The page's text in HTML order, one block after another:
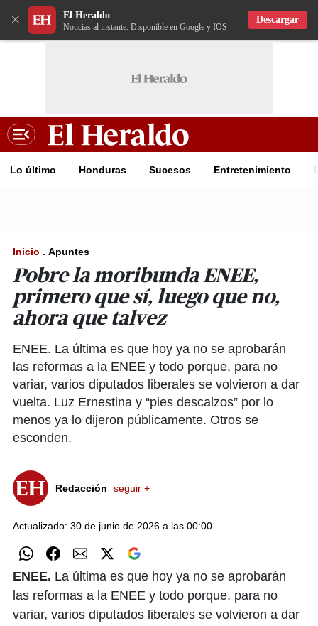
× El Heraldo
Noticias al instante. Disponible en Google y IOS
Descargar
Lo último Honduras Sucesos Entretenimiento
Inicio . Apuntes
Pobre la moribunda ENEE,
primero que sí, luego que no,
ahora que talvez
ENEE. La última es que hoy ya no se aprobarán
las reformas a la ENEE y todo porque, para no
variar, varios diputados liberales se volvieron a dar
vuelta. Luz Ernestina y “pies descalzos” por lo
menos ya lo dijeron públicamente. Otros se
esconden.
Redacción seguir +
Actualizado: 30 de junio de 2026 a las 00:00
ENEE. La última es que hoy ya no se aprobarán
las reformas a la ENEE y todo porque, para no
variar, varios diputados liberales se volvieron a dar